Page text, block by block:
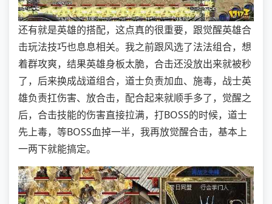
还有就是英雄的搭配，这点真的很重要，跟觉醒英雄合
击玩法技巧也息息相关。我之前跟风选了法法组合，想
着群攻爽，结果英雄身板太脆，合击还没放出来就被秒
了，后来换成战道组合，道士负责加血、施毒，战士英
雄负责扛伤害、放合击，配合起来就顺手多了，觉醒之
后，合击技能的伤害直接拉满，打BOSS的时候，道士
先上毒，等BOSS血掉一半，我再放觉醒合击，基本上
一两下就能搞定。